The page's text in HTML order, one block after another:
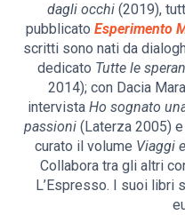
dagli occhi(2019),
pubblicato Esperimento
scritti sono nati da
dedicato Tutte le
2014); con Dacia
intervista Ho sognato
passioni (Laterza 2005)
curato il volume Viaggi
Collabora tra gli altri
L’Espresso. I suoi libri